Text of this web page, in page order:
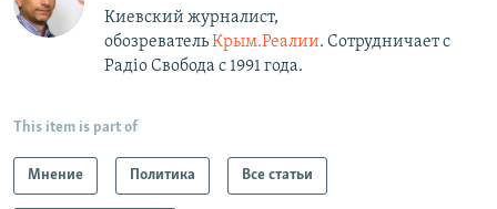
Киевский журналист,
обозревательКрым.Реалии. Сотрудничает с
Радiо Свобода с 1991 года.
This item is part of
Мнение Политика Все статьи